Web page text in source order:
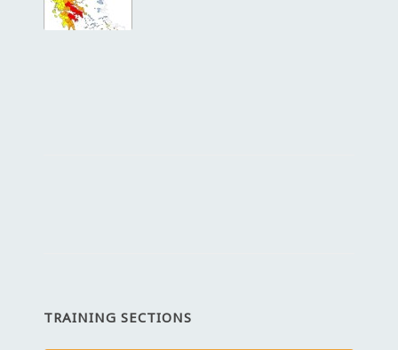
TRAINING SECTIONS